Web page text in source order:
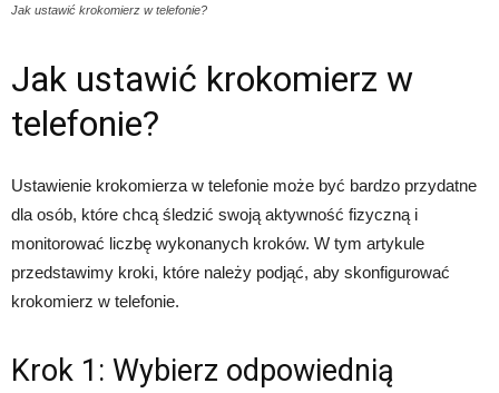
Jak ustawić krokomierz w telefonie?
Jak ustawić krokomierz w
telefonie?
Ustawienie krokomierza w telefonie może być bardzo przydatne
dla osób, które chcą śledzić swoją aktywność fizyczną i
monitorować liczbę wykonanych kroków. W tym artykule
przedstawimy kroki, które należy podjąć, aby skonfigurować
krokomierz w telefonie.
Krok 1: Wybierz odpowiednią